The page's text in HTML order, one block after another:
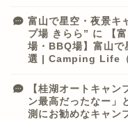
富山で星空・夜景キ
プ場 きらら” に
【
場・BBQ場】富山で
選 | Camping Life（
【桂湖オートキャ
ン最高だったなー」
測にお勧めなキャン